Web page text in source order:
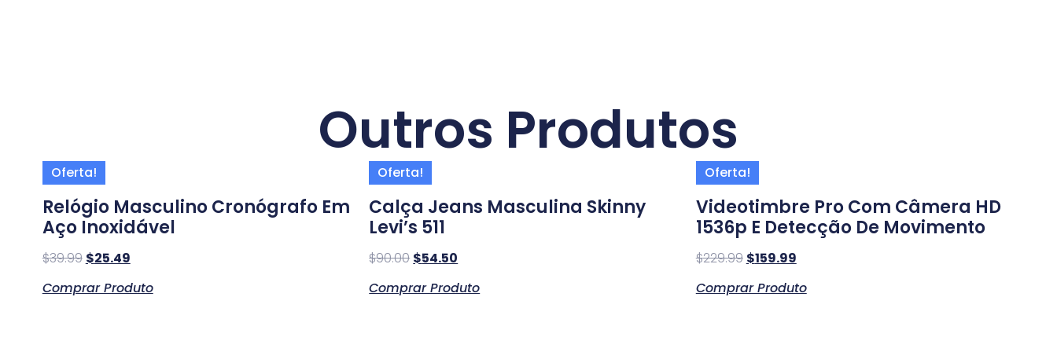
Outros Produtos
Oferta!
Relógio Masculino Cronógrafo Em
Aço Inoxidável
$39.99 $25.49
Comprar Produto
Oferta!
Calça Jeans Masculina Skinny
Levi’s 511
$90.00 $54.50
Comprar Produto
Oferta!
Videotimbre Pro Com Câmera HD
1536p E Detecção De Movimento
$229.99 $159.99
Comprar Produto